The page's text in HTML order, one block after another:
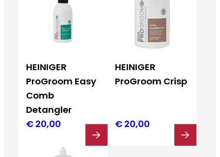
HEINIGER
ProGroom Easy
Comb
Detangler
€ 20,00
HEINIGER
ProGroom Crisp
€ 20,00